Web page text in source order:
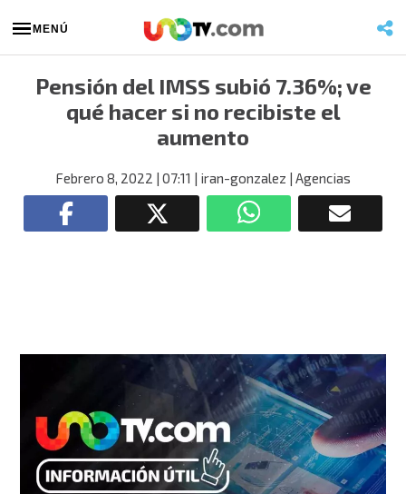
MENÚ
Pensión del IMSS subió 7.36%; ve
qué hacer si no recibiste el
aumento
Febrero 8, 2022 | 07:11 | iran-gonzalez | Agencias